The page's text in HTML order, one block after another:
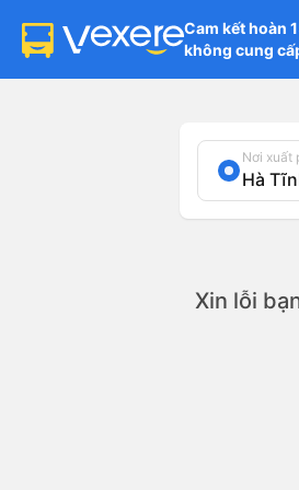
Cam kết hoàn
không cung
Nơi xuất
Xin lỗi